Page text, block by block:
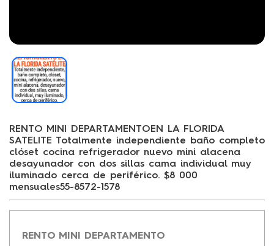
RENTO MINI DEPARTAMENTOEN LA FLORIDA
SATELITE Totalmente independiente baño completo
clóset cocina refrigerador nuevo mini alacena
desayunador con dos sillas cama individual muy
iluminado cerca de periférico. $8 000
mensuales55-8572-1578
RENTO MINI DEPARTAMENTO